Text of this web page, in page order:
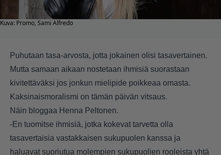
Kuva: Promo, Sami Alfredo
Puhutaan tasa-arvosta, jotta jokainen olisi tasavertainen.
Mutta samaan aikaan nostetaan ihmisiä suorastaan
kivitettäväksi jos jonkun mielipide poikkeaa omasta.
Kaksinaismoralismi on tämän päivän vitsaus.
Näin bloggaa Henna Peltonen.
-En tuomitse ihmisiä, jotka kokevat tarvetta olla
tasavertaisia vastakkaisen sukupuolen kanssa ja
haluavat suoriutua molempien sukupuolien rooleista yhtä